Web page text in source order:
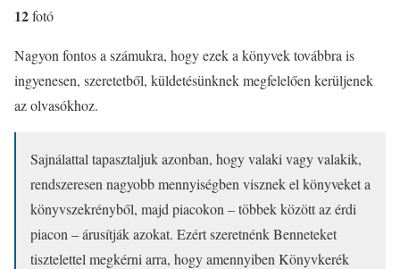
12fotó
Nagyon fontos a számukra, hogy ezek a könyvek továbbra is
ingyenesen, szeretetből, küldetésünknek megfelelően kerüljenek
az olvasókhoz.
Sajnálattal tapasztaljuk azonban, hogy valaki vagy valakik,
rendszeresen nagyobb mennyiségben visznek el könyveket a
könyvszekrényből, majd piacokon – többek között az érdi
piacon – árusítják azokat. Ezért szeretnénk Benneteket
tisztelettel megkérni arra, hogy amennyiben Könyvkerék